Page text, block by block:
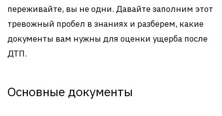
переживайте, вы не одни. Давайте заполним этот
тревожный пробел в знаниях и разберем, какие
документы вам нужны для оценки ущерба после
ДТП.
Основные документы